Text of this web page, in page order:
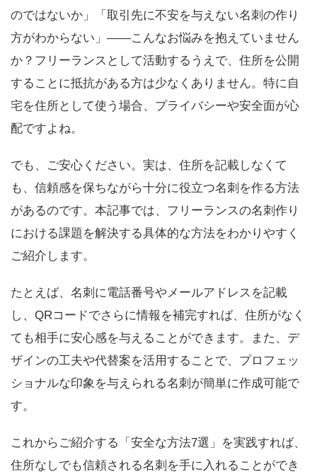
のではないか」「取引先に不安を与えない名刺の作り
方がわからない」――こんなお悩みを抱えていません
か？フリーランスとして活動するうえで、住所を公開
することに抵抗がある方は少なくありません。特に自
宅を住所として使う場合、プライバシーや安全面が心
配ですよね。
でも、ご安心ください。実は、住所を記載しなくて
も、信頼感を保ちながら十分に役立つ名刺を作る方法
があるのです。本記事では、フリーランスの名刺作り
における課題を解決する具体的な方法をわかりやすく
ご紹介します。
たとえば、名刺に電話番号やメールアドレスを記載
し、QRコードでさらに情報を補完すれば、住所がなく
ても相手に安心感を与えることができます。また、デ
ザインの工夫や代替案を活用することで、プロフェッ
ショナルな印象を与えられる名刺が簡単に作成可能で
す。
これからご紹介する「安全な方法7選」を実践すれば、
住所なしでも信頼される名刺を手に入れることができ